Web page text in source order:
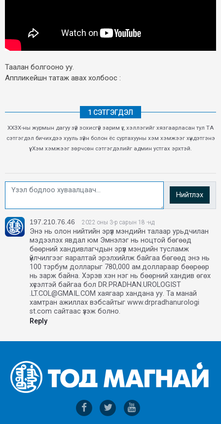
Таалан болгооно уу.
Аппликейшн татаж авах холбоос :
1 СЭТГЭГДЭЛ
ХХЗХ-ны журмын дагуу зүй зохисгүй зарим үг, хэллэгийг хязгаарласан тул ТА
сэтгэгдэл бичихдээ хууль зүйн болон ёс суртахууны хэм хэмжээг хүндэтгэнэ
үү. Хэм хэмжээг зөрчсөн сэтгэгдэлийг админ устгах эрхтэй.
Нийтлэх
197.210.76.46 2022 оны 3-р сарын 18 -нд
Энэ нь олон нийтийн эрүүл мэндийн талаар урьдчилан
мэдээлэх явдал юм Эмнэлэг нь ноцтой бөгөөд
бөөрний хандивлагчдын эрүүл мэндийн тусламж
үйлчилгээг яаралтай эрэлхийлж байгаа бөгөөд энэ нь
100 тэрбум долларыг 780,000 ам.доллараар бөөрөөр
нь зарж байна. Хэрэв хэн нэг нь бөөрний хандив өгөх
хүсэлтэй байгаа бол DR.PRADHAN.UROLOGIST
.LT.COL@GMAIL.COM хаягаар хандана уу. Та манай
хамтран ажиллах вэбсайтыг www.drpradhanurologi
st.com сайтаас үзэж болно.
Reply